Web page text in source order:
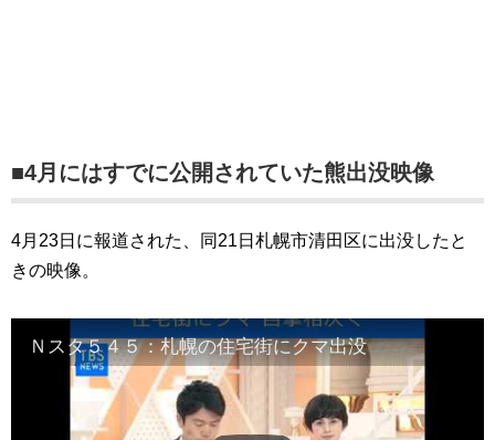
■4月にはすでに公開されていた熊出没映像
4月23日に報道された、同21日札幌市清田区に出没したと
きの映像。
Ｎスタ５４５：札幌の住宅街にクマ出没